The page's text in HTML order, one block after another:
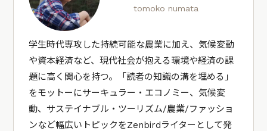
tomoko numata
学生時代専攻した持続可能な農業に加え、気候変動
や資本経済など、現代社会が抱える環境や経済の課
題に高く関心を持つ。「読者の知識の溝を埋める」
をモットーにサーキュラー・エコノミー、気候変
動、サステイナブル・ツーリズム/農業/ファッショ
ンなど幅広いトピックをZenbirdライターとして発